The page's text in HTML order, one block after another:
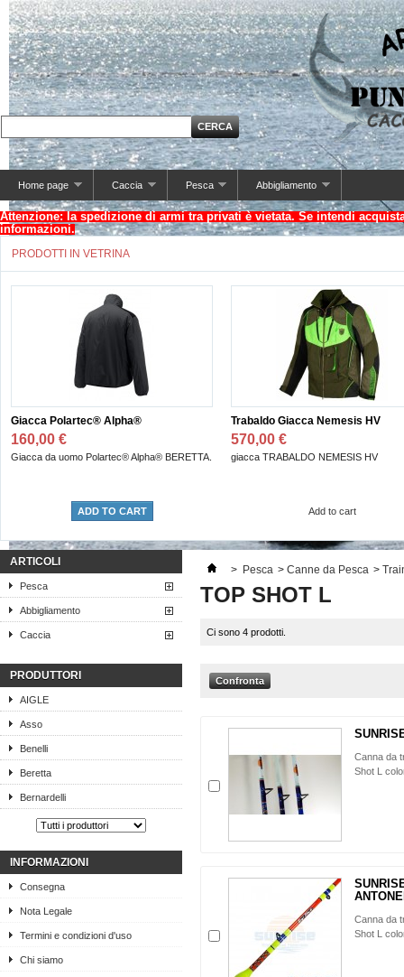
Home page Caccia Pesca Abbigliamento
Attenzione: la spedizione di armi tra privati è vietata. Se intendi
informazioni.
PRODOTTI IN VETRINA
Giacca Polartec® Alpha®
160,00 €
Giacca da uomo Polartec® Alpha® BERETTA.
ADD TO CART
Trabaldo Giacca Nemesis HV
570,00 €
giacca TRABALDO NEMESIS HV
Add to cart
ARTICOLI
Pesca
Abbigliamento
Caccia
PRODUTTORI
AIGLE
Asso
Benelli
Beretta
Bernardelli
INFORMAZIONI
Consegna
Nota Legale
Termini e condizioni d'uso
Chi siamo
> Pesca > Canne da Pesca >
TOP SHOT L
Ci sono 4 prodotti.
Canna da
Shot L
Canna da
Shot L